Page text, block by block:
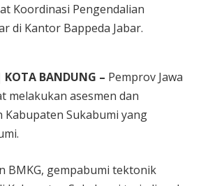
Koordinasi Pengendalian
di Kantor Bappeda Jabar.
BANDUNG – Pemprov Jawa
melakukan asesmen dan
Kabupaten Sukabumi yang
BMKG, gempabumi tektonik